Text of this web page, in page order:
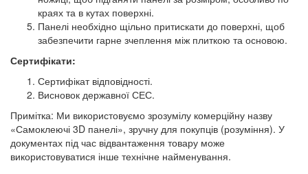
краях та в кутах поверхні.
Панелі необхідно щільно притискати до поверхні, щоб
забезпечити гарне зчеплення між плиткою та основою.
Сертифікати:
Сертифікат відповідності.
Висновок державної СЕС.
Примітка: Ми використовуємо зрозумілу комерційну назву
«Самоклеючі 3D панелі», зручну для покупців (розуміння). У
документах під час відвантаження товару може
використовуватися інше технічне найменування.